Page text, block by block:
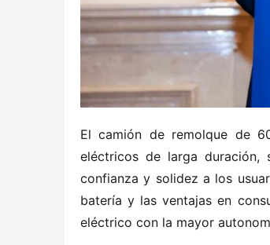
El camión de remolque de
eléctricos de larga duración,
confianza y solidez a los
batería y las ventajas en
eléctrico con la mayor